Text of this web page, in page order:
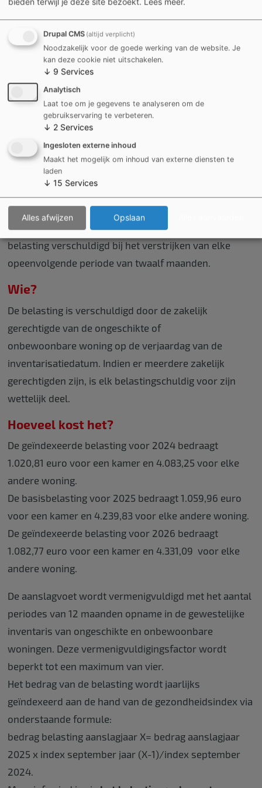
woningen
Wat?
Een gemeentebelasting op de woningen die
opgenomen zijn in de
ongeschikte en onbewoonbare woningen.
belasting is voor het eerst verschuldigd vanaf het
ogenblik dat de woning gedurende twaalf
opeenvolgende maanden opgenomen is in deze
inventaris, of, voor woningen die bij de
inwerkingtreding van dit reglement reeds op de
verjaardag van de inventarisatiedatum. Zolang de
woning niet is geschrapt uit deze inventaris, blijft de
belasting verschuldigd bij het verstrijken van elke
opeenvolgende periode van twaalf maanden.
Wie?
De belasting is verschuldigd door de zakelijk
gerechtigde van de ongeschikte of
onbewoonbare woning op de verjaardag van de
inventarisatiedatum. Indien er meerdere zakelijk
gerechtigden zijn, is elk belastingschuldig voor zijn
wettelijk deel.
Hoeveel kost het?
De geïndexeerde belasting voor 2024 bedraagt
1.020,81 euro voor een kamer en 4.083,25 voor elke
andere woning.
De basisbelasting voor 2025 bedraagt 1.059,96 euro
voor een kamer en 4.239,83 voor elke andere woning.
De geïndexeerde belasting voor 2026 bedraagt
1.082,77 euro voor een kamer en 4.331,09 voor elke
andere woning.
De aanslagvoet wordt vermenigvuldigd met het aantal
periodes van 12 maanden opname in de gewestelijke
inventaris van ongeschikte en onbewoonbare
woningen. Deze vermenigvuldigingsfactor wordt
beperkt tot een maximum van vier.
Het bedrag van de belasting wordt jaarlijks
geïndexeerd aan de hand van de gezondheidsindex via
onderstaande formule:
bedrag belasting aanslagjaar X= bedrag aanslagjaar
2025 x index september jaar (X-1)/index september
2024.
Drupal CMS (altijd verplicht)
Noodzakelijk voor de goede werking van de website. Je
kan deze cookie niet uitschakelen.
↓ 9 Services
Analytisch
Laat toe om je gegevens te analyseren om de
gebruikservaring te verbeteren.
↓ 2 Services
Ingesloten externe inhoud
Maakt het mogelijk om inhoud van externe diensten te
laden
↓ 15 Services
Alles afwijzen Opslaan